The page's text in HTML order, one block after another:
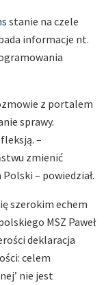
stanie na czele
informacje nt.
z portalem
sprawy.
–
zmienić
– powiedział.
szerokim echem
MSZ Paweł
deklaracja
celem
nie jest